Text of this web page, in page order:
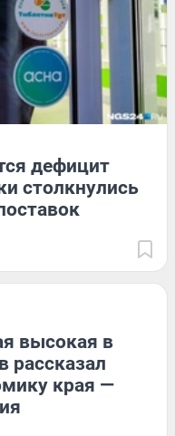
дефицит
столкнулись
высокая в
рассказал
края —